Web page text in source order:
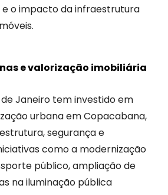
o impacto da infraestrutura
e valorização imobiliária
Janeiro tem investido em
urbana em Copacabana,
segurança e
como a modernização
público, ampliação de
na iluminação pública